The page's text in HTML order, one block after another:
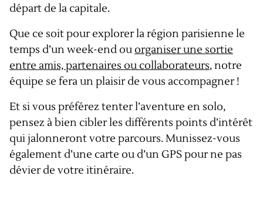
départ de la capitale.
Que ce soit pour explorer la région parisienne le
temps d’un week-end ou organiser une sortie
entre amis, partenaires ou collaborateurs, notre
équipe se fera un plaisir de vous accompagner !
Et si vous préférez tenter l’aventure en solo,
pensez à bien cibler les différents points d’intérêt
qui jalonneront votre parcours. Munissez-vous
également d’une carte ou d’un GPS pour ne pas
dévier de votre itinéraire.